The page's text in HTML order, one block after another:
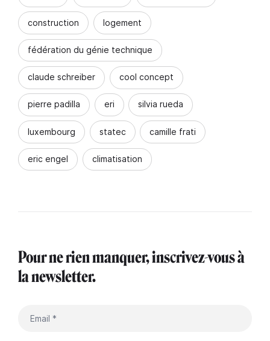
construction logement
fédération du génie technique
claude schreiber cool concept
pierre padilla eri silvia rueda
luxembourg statec camille frati
eric engel climatisation
Pour ne rien manquer, inscrivez-vous à
la newsletter.